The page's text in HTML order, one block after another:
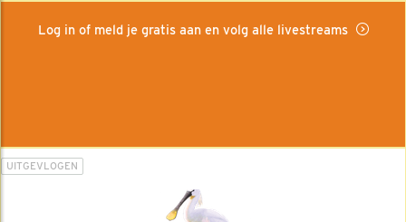
Log in of meld je gratis aan en volg alle livestreams
UITGEVLOGEN